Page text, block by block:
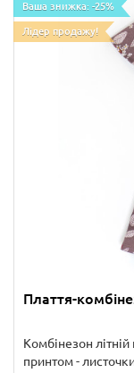
Ваша знижка: -25%
Лідер продажу!
Плаття-
Комбінезон
принтом -